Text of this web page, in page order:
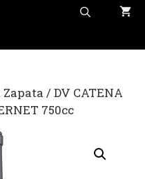
Zapata / DV CATENA
750cc